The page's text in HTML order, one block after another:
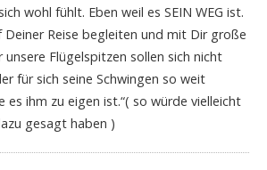
wohl fühlt. Eben weil es SEIN WEG ist.
Deiner Reise begleiten und mit Dir große
unsere Flügelspitzen sollen sich nicht
für sich seine Schwingen so weit
es ihm zu eigen ist.“( so würde vielleicht
gesagt haben )